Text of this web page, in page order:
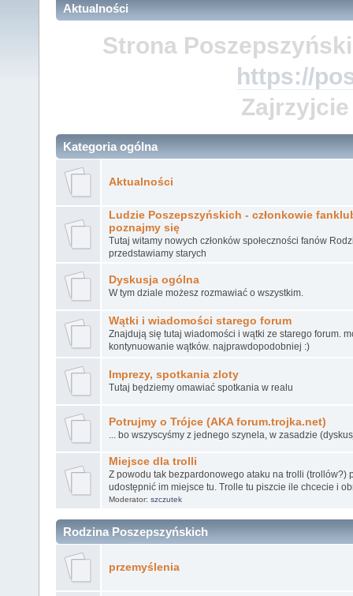
Aktualności
Strona
https://
Kategoria ogólna
Aktualności
Ludzie Poszepszyńskich - członkowie
poznajmy się
Tutaj witamy nowych członków społeczności fanów
przedstawiamy starych
Dyskusja ogólna
W tym dziale możesz rozmawiać o wszystkim.
Wątki i wiadomości starego forum
Znajdują się tutaj wiadomości i wątki ze starego forum.
kontynuowanie wątków. najprawdopodobniej :)
Imprezy, spotkania zloty
Tutaj będziemy omawiać spotkania w realu
Potrujmy o Trójce (AKA forum.trojka.net)
... bo wszyscyśmy z jednego szynela, w zasadzie
Miejsce dla trolli
Z powodu tak bezpardonowego ataku na trolli (trollów?)
udostępnić im miejsce tu. Trolle tu piszcie ile chcecie i
Moderator: szczutek
Rodzina Poszepszyńskich
przemyślenia